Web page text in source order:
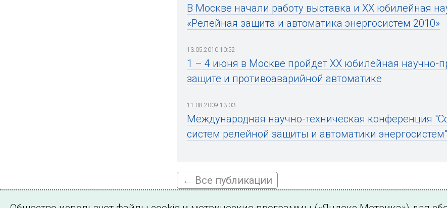
В Москве начали работу выставка и ХХ юбилейная
«Релейная защита и автоматика энергосистем 2010»
13.05.2010 10:52
1 – 4 июня в Москве пройдет ХХ юбилейная научно-
защите и противоаварийной автоматике
11.08.2009 13:03
Международная научно-техническая конференция
систем релейной защиты и автоматики
← Все публикации